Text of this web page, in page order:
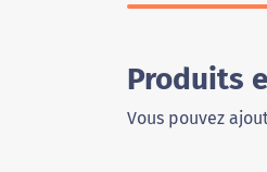
Produits
Vous pouvez